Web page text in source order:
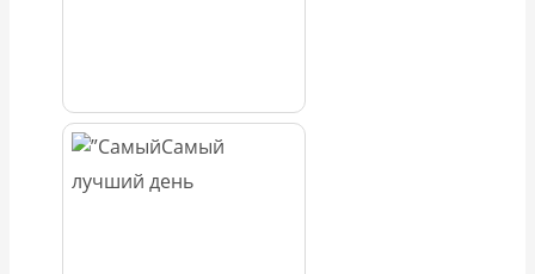
Самый
лучший день